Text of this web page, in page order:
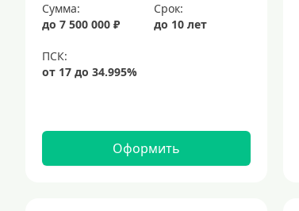
Сумма:
до 7 500 000 ₽
Срок:
до 10 лет
Оформить